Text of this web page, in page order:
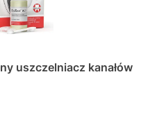
uszczelniacz kanałów